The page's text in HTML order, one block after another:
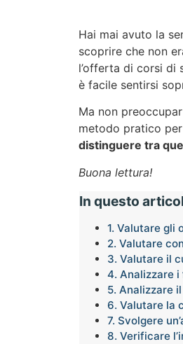
Hai mai avuto la
scoprire che non
l’offerta di corsi di
è facile sentirsi
Ma non
metodo pratico
distinguere tra
Buona lettura!
In questo
1. Valutare gli
2. Valutare
3. Valutare il
4. Analizzare
5. Analizzare
6. Valutare la
7. Svolgere
8. Verificare